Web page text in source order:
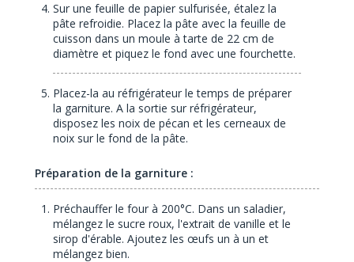
Sur une feuille de papier sulfurisée, étalez la
pâte refroidie. Placez la pâte avec la feuille de
cuisson dans un moule à tarte de 22 cm de
diamètre et piquez le fond avec une fourchette.
Placez-la au réfrigérateur le temps de préparer
la garniture. A la sortie sur réfrigérateur,
disposez les noix de pécan et les cerneaux de
noix sur le fond de la pâte.
Préparation de la garniture :
Préchauffer le four à 200°C. Dans un saladier,
mélangez le sucre roux, l'extrait de vanille et le
sirop d'érable. Ajoutez les œufs un à un et
mélangez bien.